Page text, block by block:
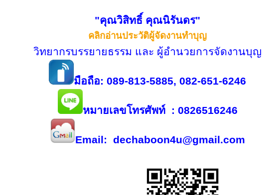
"คุณวิสิทธิ์ คุณนิรันดร"
คลิกอ่านประวัติผู้จัดงานทำบุญ
วิทยากรบรรยายธรรม และ ผู้อำนวยการจัดงานบุญ
มือถือ: 089-813-5885, 082-651-6246
หมายเลขโทรศัพท์ : 0826516246
Email: dechaboon4u@gmail.com